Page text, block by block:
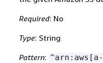
Required: No
Type: String
Pattern: